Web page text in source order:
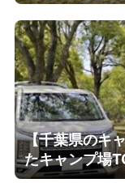
【千葉県のキ
たキャンプ場